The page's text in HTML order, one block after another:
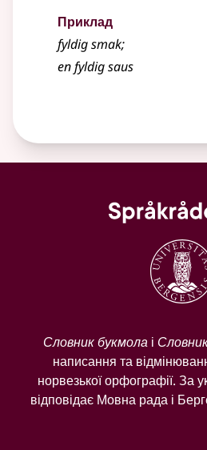
Приклад
fyldig smak;
en fyldig saus
Словник букмолаі
написання та
норвезької орфографії. За
відповідає Мовна рада і